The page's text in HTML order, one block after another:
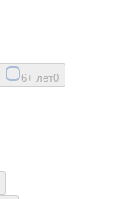
6+ лет0